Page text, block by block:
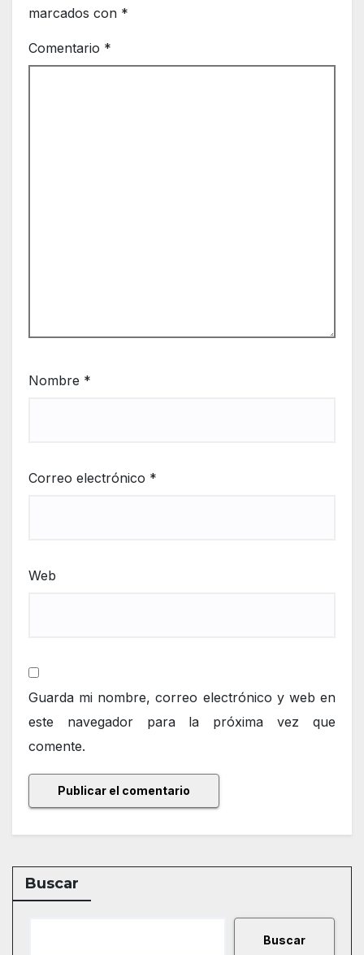
marcados con *
Comentario *
Nombre *
Correo electrónico *
Web
Guarda mi nombre, correo electrónico y web en
este navegador para la próxima vez que
comente.
Buscar
Buscar